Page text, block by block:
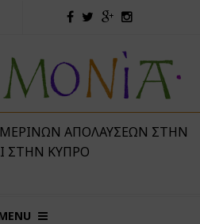
ΑΠΟΛΑΎΣΕΩΝ ΣΤΗΝ
ΣΤΗΝ ΚΎΠΡΟ